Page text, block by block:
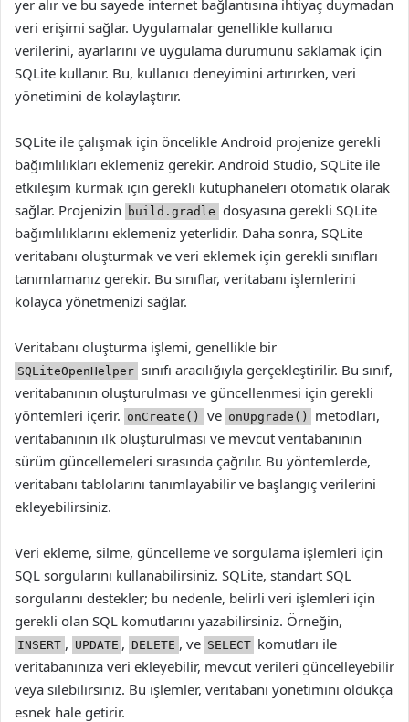
yer alır ve bu sayede internet bağlantısına ihtiyaç duymadan
veri erişimi sağlar. Uygulamalar genellikle kullanıcı
verilerini, ayarlarını ve uygulama durumunu saklamak için
SQLite kullanır. Bu, kullanıcı deneyimini artırırken, veri
yönetimini de kolaylaştırır.
SQLite ile çalışmak için öncelikle Android projenize gerekli
bağımlılıkları eklemeniz gerekir. Android Studio, SQLite ile
etkileşim kurmak için gerekli kütüphaneleri otomatik olarak
sağlar. Projenizin
build.gradle dosyasına gerekli SQLite
bağımlılıklarını eklemeniz yeterlidir. Daha sonra, SQLite
veritabanı oluşturmak ve veri eklemek için gerekli sınıfları
tanımlamanız gerekir. Bu sınıflar, veritabanı işlemlerini
kolayca yönetmenizi sağlar.
Veritabanı oluşturma işlemi, genellikle bir
SQLiteOpenHelper sınıfı aracılığıyla gerçekleştirilir. Bu sınıf,
veritabanının oluşturulması ve güncellenmesi için gerekli
yöntemleri içerir. onCreate() ve onUpgrade()
metodları,
veritabanının ilk oluşturulması ve mevcut veritabanının
sürüm güncellemeleri sırasında çağrılır. Bu yöntemlerde,
veritabanı tablolarını tanımlayabilir ve başlangıç verilerini
ekleyebilirsiniz.
Veri ekleme, silme, güncelleme ve sorgulama işlemleri için
SQL sorgularını kullanabilirsiniz. SQLite, standart SQL
sorgularını destekler; bu nedenle, belirli veri işlemleri için
gerekli olan SQL komutlarını yazabilirsiniz. Örneğin,
INSERT , UPDATE , DELETE , ve SELECT komutları ile
veritabanınıza veri ekleyebilir, mevcut verileri güncelleyebilir
veya silebilirsiniz. Bu işlemler, veritabanı yönetimini oldukça
esnek hale getirir.